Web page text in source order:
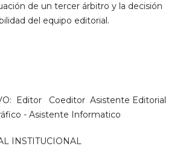
de un tercer árbitro y la decisión
del equipo editorial.
Editor  Coeditor  Asistente Editorial
- Asistente Informatico
INSTITUCIONAL